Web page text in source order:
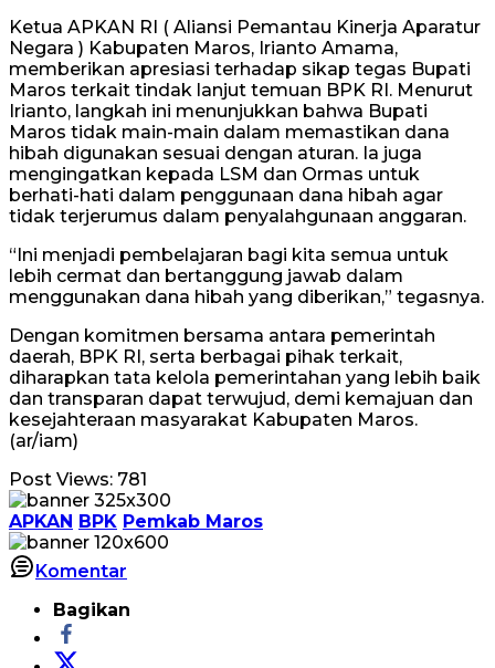
Ketua APKAN RI ( Aliansi Pemantau Kinerja Aparatur
Negara ) Kabupaten Maros, Irianto Amama,
memberikan apresiasi terhadap sikap tegas Bupati
Maros terkait tindak lanjut temuan BPK RI. Menurut
Irianto, langkah ini menunjukkan bahwa Bupati
Maros tidak main-main dalam memastikan dana
hibah digunakan sesuai dengan aturan. Ia juga
mengingatkan kepada LSM dan Ormas untuk
berhati-hati dalam penggunaan dana hibah agar
tidak terjerumus dalam penyalahgunaan anggaran.
“Ini menjadi pembelajaran bagi kita semua untuk
lebih cermat dan bertanggung jawab dalam
menggunakan dana hibah yang diberikan,” tegasnya.
Dengan komitmen bersama antara pemerintah
daerah, BPK RI, serta berbagai pihak terkait,
diharapkan tata kelola pemerintahan yang lebih baik
dan transparan dapat terwujud, demi kemajuan dan
kesejahteraan masyarakat Kabupaten Maros.
(ar/iam)
Post Views: 781
APKAN BPK Pemkab Maros
Komentar
Bagikan